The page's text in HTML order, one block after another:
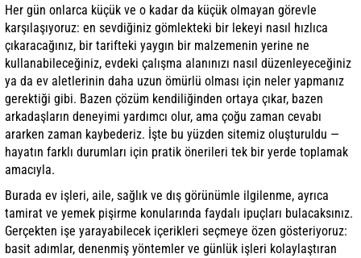
Her gün onlarca küçük ve o kadar da küçük olmayan görevle
karşılaşıyoruz: en sevdiğiniz gömlekteki bir lekeyi nasıl hızlıca
çıkaracağınız, bir tarifteki yaygın bir malzemenin yerine ne
kullanabileceğiniz, evdeki çalışma alanınızı nasıl düzenleyeceğiniz
ya da ev aletlerinin daha uzun ömürlü olması için neler yapmanız
gerektiği gibi. Bazen çözüm kendiliğinden ortaya çıkar, bazen
arkadaşların deneyimi yardımcı olur, ama çoğu zaman cevabı
ararken zaman kaybederiz. İşte bu yüzden sitemiz oluşturuldu —
hayatın farklı durumları için pratik önerileri tek bir yerde toplamak
amacıyla.
Burada ev işleri, aile, sağlık ve dış görünümle ilgilenme, ayrıca
tamirat ve yemek pişirme konularında faydalı ipuçları bulacaksınız.
Gerçekten işe yarayabilecek içerikleri seçmeye özen gösteriyoruz:
basit adımlar, denenmiş yöntemler ve günlük işleri kolaylaştıran